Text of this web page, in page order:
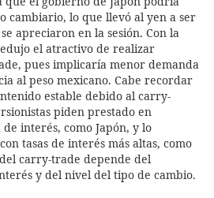
cambiario, lo que llevó al yen a ser
apreciaron en la sesión. Con la
el atractivo de realizar
pues implicaría menor demanda
al peso mexicano. Cabe recordar
estable debido al carry-
piden prestado en
interés, como Japón, y lo
tasas de interés más altas, como
carry-trade depende del
y del nivel del tipo de cambio.